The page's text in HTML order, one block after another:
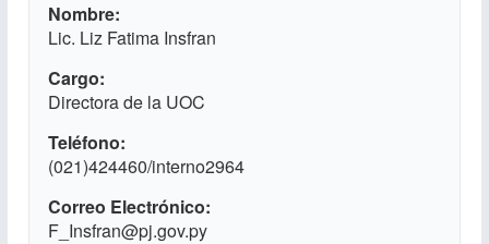
Nombre
Lic. Liz Fatima Insfran
Cargo
Directora de la UOC
Teléfono
(021)424460/interno2964
Correo Electrónico
F_Insfran@pj.gov.py